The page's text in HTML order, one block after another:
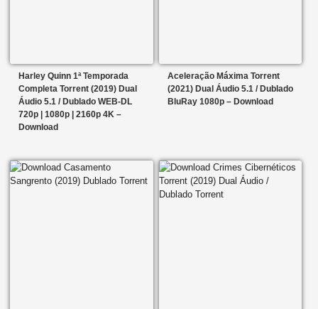
Harley Quinn 1ª Temporada
Completa Torrent (2019) Dual
Áudio 5.1 / Dublado WEB-DL
720p | 1080p | 2160p 4K –
Download
Aceleração Máxima Torrent
(2021) Dual Áudio 5.1 / Dublado
BluRay 1080p – Download